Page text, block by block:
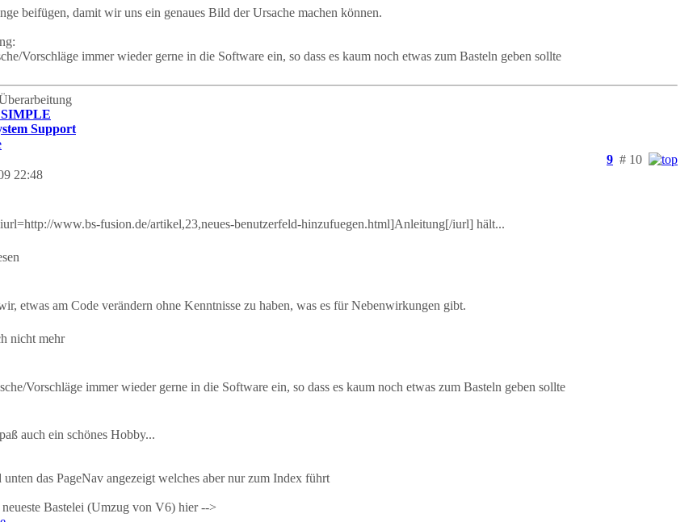
beifügen, damit wir uns ein genaues Bild der Ursache machen können.
Vorschläge immer wieder gerne in die Software ein, so dass es kaum noch etwas zum Basteln geben sollte
Support
9 # 10
22:48
www.bs-fusion.de/artikel,23,neues-benutzerfeld-hinzufuegen.html]Anleitung[/iurl] hält...
etwas am Code verändern ohne Kenntnisse zu haben, was es für Nebenwirkungen gibt.
nicht mehr
Vorschläge immer wieder gerne in die Software ein, so dass es kaum noch etwas zum Basteln geben sollte
auch ein schönes Hobby...
das PageNav angezeigt welches aber nur zum Index führt
Bastelei (Umzug von V6) hier -->